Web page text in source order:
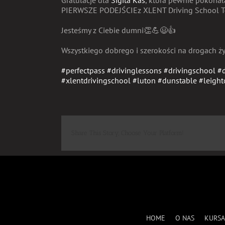
PIERWSZE PODEJŚCIEz XLENT Driving School
Jesteśmy z Ciebie dumni👏💪😃👍
Wszystkiego dobrego i szerokości na drogach
#perfectpass #drivinglessons #drivingschool #
#xlentdrivingschool #luton #dunstable #
HOME O NAS